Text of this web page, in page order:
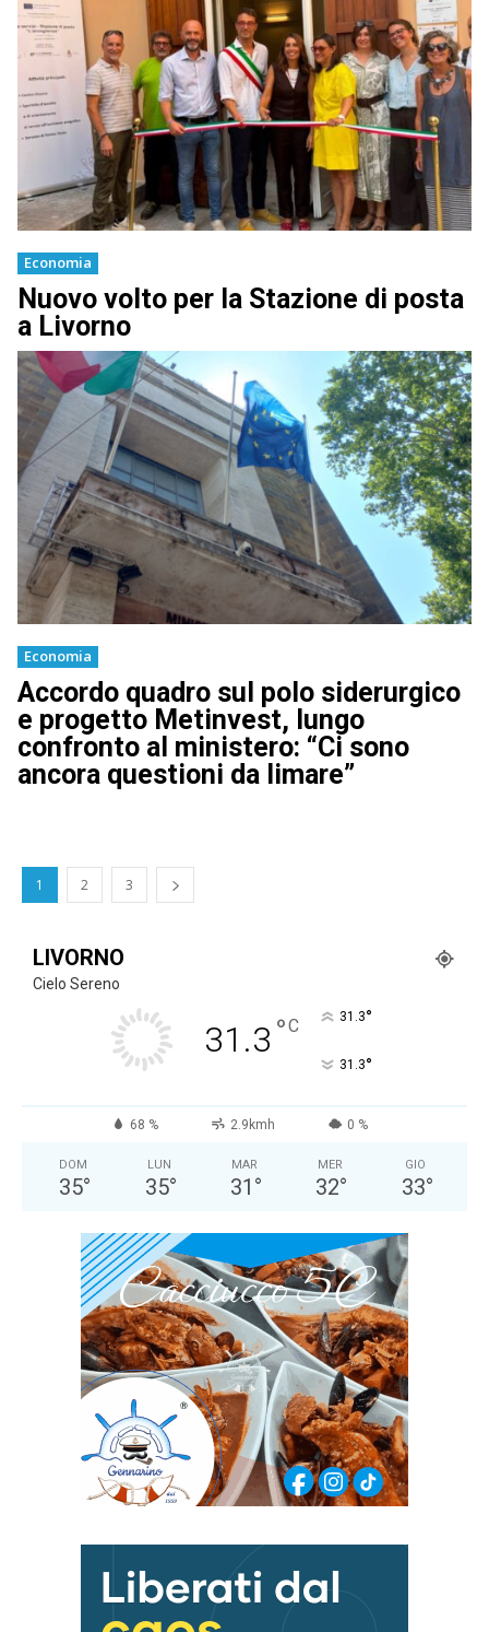
Economia
Nuovo volto per la Stazione di posta
a Livorno
Economia
Accordo quadro sul polo siderurgico
e progetto Metinvest, lungo
confronto al ministero: “Ci sono
ancora questioni da limare”
1 2 3
LIVORNO
Cielo Sereno
31.3 °C 31.3°
31.3°
68 % 2.9kmh 0 %
DOM
35°
LUN
35°
MAR
31 °
MER
32°
GIO
33°